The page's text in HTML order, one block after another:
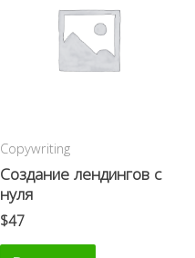
Copywriting
Создание лендингов с
нуля
$47